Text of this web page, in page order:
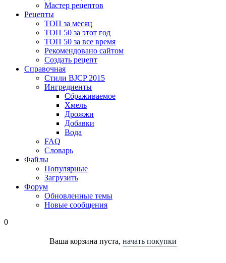
Мастер рецептов
Рецепты
ТОП за месяц
ТОП 50 за этот год
ТОП 50 за все время
Рекомендовано сайтом
Создать рецепт
Справочная
Стили BJCP 2015
Ингредиенты
Сбраживаемое
Хмель
Дрожжи
Добавки
Вода
FAQ
Словарь
Файлы
Популярные
Загрузить
Форум
Обновленные темы
Новые сообщения
0
Ваша корзина пуста, начать покупки